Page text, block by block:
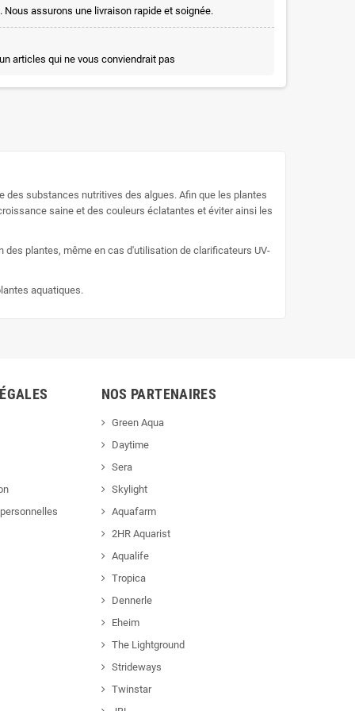
assurons une livraison rapide et soignée.
articles qui ne vous conviendrait pas
des substances nutritives des algues. Afin que les plantes
saine et des couleurs éclatantes et éviter ainsi les
plantes, même en cas d'utilisation de clarificateurs UV-
aquatiques.
NOS PARTENAIRES
Green Aqua
Daytime
Sera
Skylight
Aquafarm
2HR Aquarist
Aqualife
Tropica
Dennerle
Eheim
The Lightground
Strideways
Twinstar